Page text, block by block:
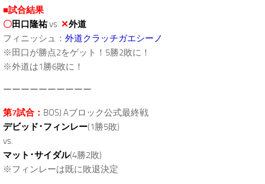
■試合結果
〇田口隆祐vs. ✕外道
フィニッシュ： 外道クラッチガエシーノ
※田口が勝点2をゲット！5勝2敗に！
※外道は1勝6敗に！
ーーーーーーーーーー
第7試合： BOSJ Aブロック公式最終戦
デビッド･フィンレー(1勝5敗)
vs.
マット･サイダル(4勝2敗)
※フィンレーは既に敗退決定